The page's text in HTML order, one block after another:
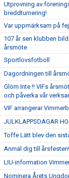
Utprovning av
breddturnering!
Var uppmärksam på
107 år sen klubben
årsmöte
Sportlovsfotboll
Dagordningen till
Glöm Inte !! VIFs
och påverka vår
VIF arrangerar
JULKLAPPSDAGAR
Toffe Lätt blev den
Anmäl dig till årsfesten!
LIU-information
Nominera Årets